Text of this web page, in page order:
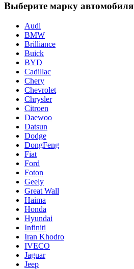
Выберите марку автомобиля
Audi
BMW
Brilliance
Buick
BYD
Cadillac
Chery
Chevrolet
Chrysler
Citroen
Daewoo
Datsun
Dodge
DongFeng
Fiat
Ford
Foton
Geely
Great Wall
Haima
Honda
Hyundai
Infiniti
Iran Khodro
IVECO
Jaguar
Jeep